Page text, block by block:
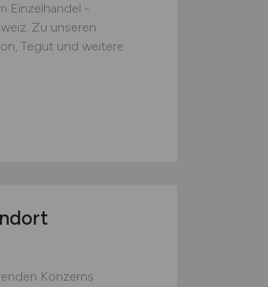
Einzelhandel -
Zu unseren
Tegut und weitere
Konzerns